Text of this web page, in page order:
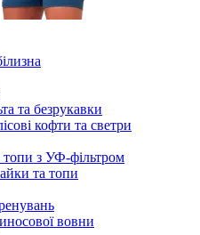
та безрукавки
кофти та светри
топи з УФ-фільтром
та топи
вовни